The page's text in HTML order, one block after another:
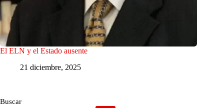
El ELN y el Estado ausente
21 diciembre, 2025
Buscar